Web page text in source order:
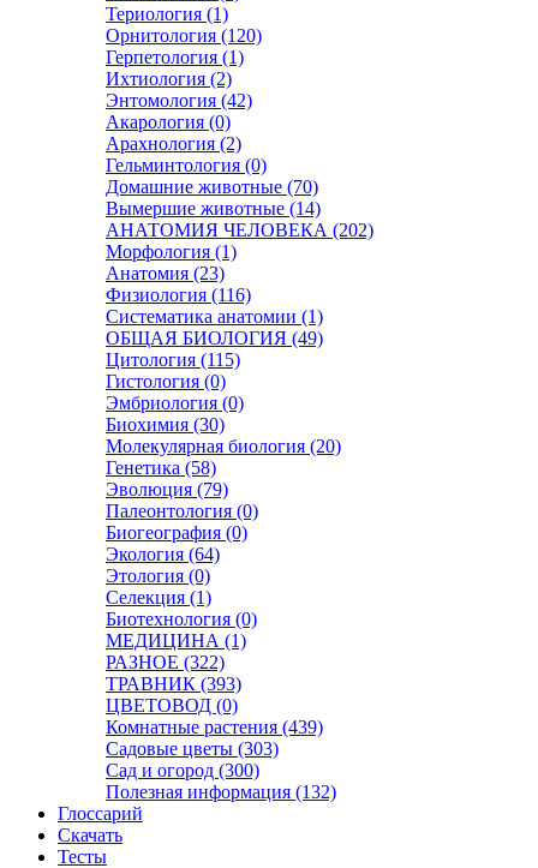
Териология (1)
Орнитология (120)
Герпетология (1)
Ихтиология (2)
Энтомология (42)
Акарология (0)
Арахнология (2)
Гельминтология (0)
Домашние животные (70)
Вымершие животные (14)
АНАТОМИЯ ЧЕЛОВЕКА (202)
Морфология (1)
Анатомия (23)
Физиология (116)
Систематика анатомии (1)
ОБЩАЯ БИОЛОГИЯ (49)
Цитология (115)
Гистология (0)
Эмбриология (0)
Биохимия (30)
Молекулярная биология (20)
Генетика (58)
Эволюция (79)
Палеонтология (0)
Биогеография (0)
Экология (64)
Этология (0)
Селекция (1)
Биотехнология (0)
МЕДИЦИНА (1)
РАЗНОЕ (322)
ТРАВНИК (393)
ЦВЕТОВОД (0)
Комнатные растения (439)
Садовые цветы (303)
Сад и огород (300)
Полезная информация (132)
Глоссарий
Скачать
Тесты